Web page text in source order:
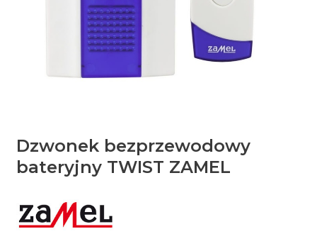
Dzwonek bezprzewodowy
bateryjny TWIST ZAMEL